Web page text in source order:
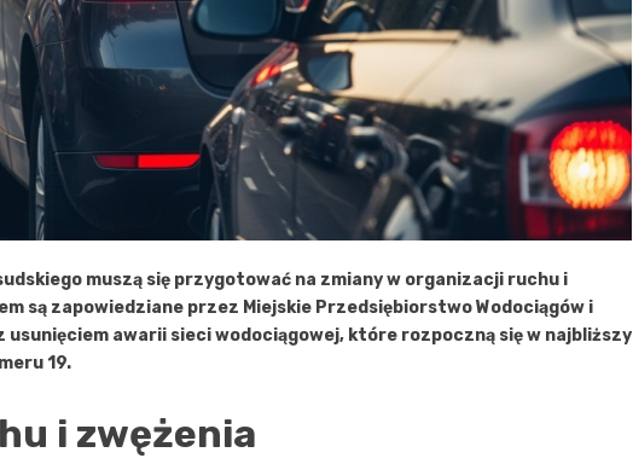
muszą się przygotować na zmiany w organizacji ruchu i
są zapowiedziane przez Miejskie Przedsiębiorstwo Wodociągów i
usunięciem awarii sieci wodociągowej, które rozpoczną się w najbliższy
19.
i zwężenia